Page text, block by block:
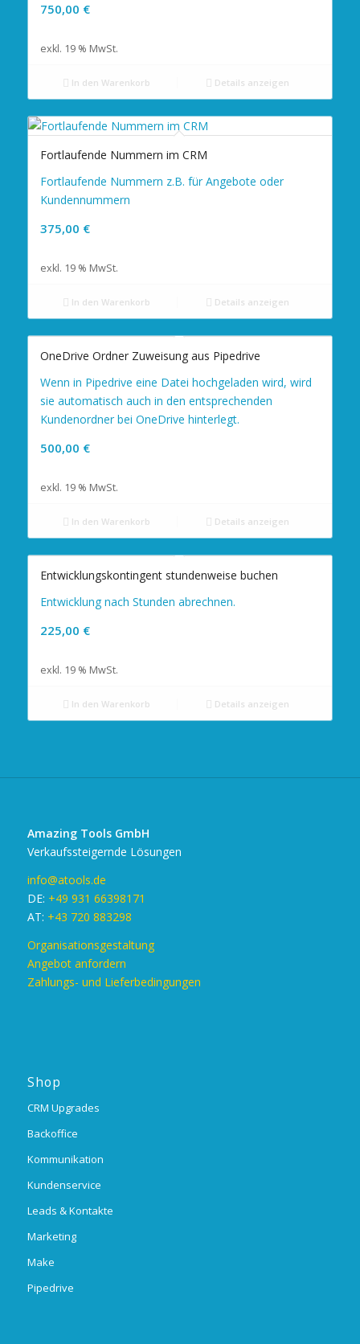
750,00 €
exkl. 19 % MwSt.
In den Warenkorb Details anzeigen
Fortlaufende Nummern im CRM
Fortlaufende Nummern z.B. für Angebote oder
Kundennummern
375,00 €
exkl. 19 % MwSt.
In den Warenkorb Details anzeigen
OneDrive Ordner Zuweisung aus Pipedrive
Wenn in Pipedrive eine Datei hochgeladen wird, wird
sie automatisch auch in den entsprechenden
Kundenordner bei OneDrive hinterlegt.
500,00 €
exkl. 19 % MwSt.
In den Warenkorb Details anzeigen
Entwicklungskontingent stundenweise buchen
Entwicklung nach Stunden abrechnen.
225,00 €
exkl. 19 % MwSt.
In den Warenkorb Details anzeigen
Amazing Tools GmbH
Verkaufssteigernde Lösungen
info@atools.de
DE: +49 931 66398171
AT: +43 720 883298
Organisationsgestaltung
Angebot anfordern
Zahlungs- und Lieferbedingungen
Shop
CRM Upgrades
Backoffice
Kommunikation
Kundenservice
Leads & Kontakte
Marketing
Make
Pipedrive